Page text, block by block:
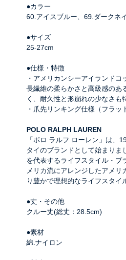
●カラー
60.アイスブルー、69.ダークネ
●サイズ
25-27cm
●仕様・特徴
・アメリカンシーアイランドコ
長繊維の柔らかさと高級感のあ
く、耐久性と形崩れの少なさも
・爪先リンキング仕様（フラッ
POLO RALPH LAUREN
「ポロ ラルフ ローレン」は、
タイのブランドとして始まりま
を代表するライフスタイル・ブ
メリカ流にアレンジしたアメ
り豊かで理想的なライフスタイ
●丈・その他
クルー丈(総丈：28.5cm)
●素材
綿.ナイロン